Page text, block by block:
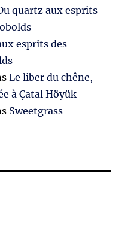
quartz aux esprits
esprits des
Le liber du chêne,
à Çatal Höyük
Sweetgrass